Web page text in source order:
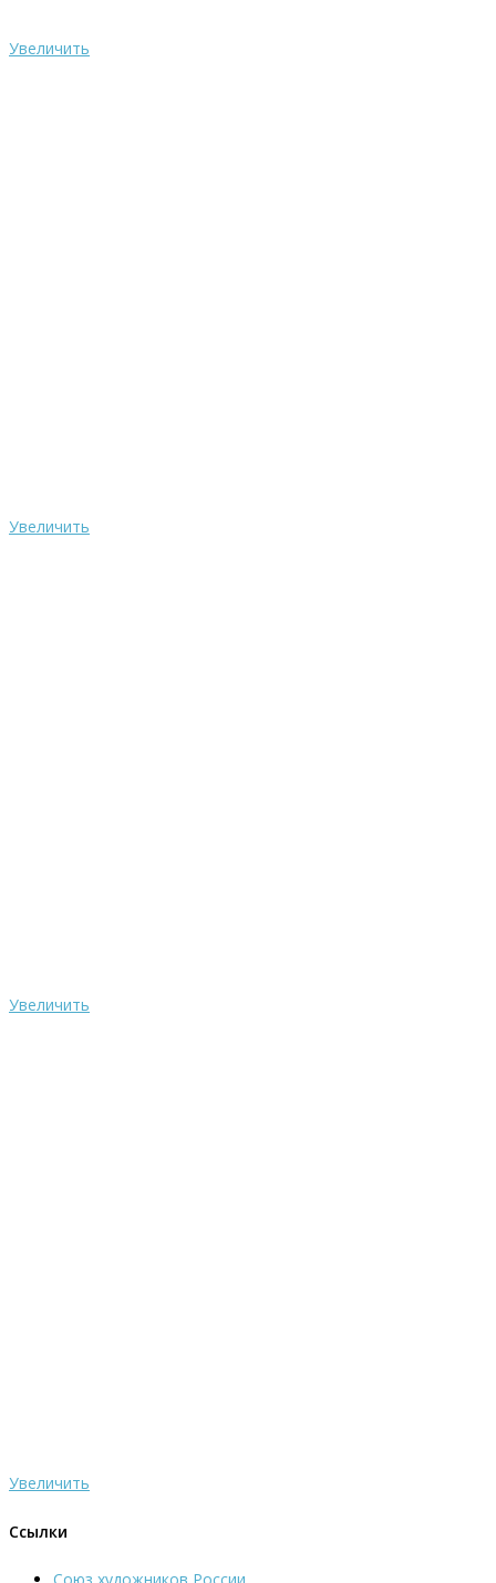
Увеличить
Увеличить
Увеличить
Увеличить
Ссылки